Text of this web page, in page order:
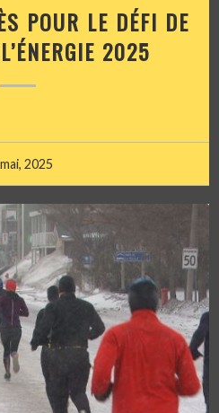
POUR LE DÉFI DE
2025
2025